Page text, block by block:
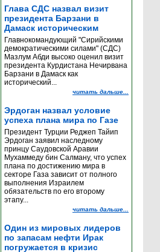
Глава СДС назвал визит
президента Барзани в
Дамаск историческим
Главнокомандующий "Сирийскими
демократическими силами" (СДС)
Мазлум Абди высоко оценил визит
президента Курдистана Нечирвана
Барзани в Дамаск как
исторический...
читать дальше...
Эрдоган назвал условие
успеха плана мира по Газе
Президент Турции Реджеп Тайип
Эрдоган заявил наследному
принцу Саудовской Аравии
Мухаммеду бин Салману, что успех
плана по достижению мира в
секторе Газа зависит от полного
выполнения Израилем
обязательств по его второму
этапу...
читать дальше...
Один из мировых лидеров
по запасам нефти Ирак
погружается в кризис